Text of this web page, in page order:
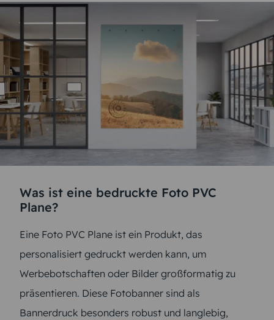
Was ist eine bedruckte Foto PVC
Plane?
Eine Foto PVC Plane ist ein Produkt, das
personalisiert gedruckt werden kann, um
Werbebotschaften oder Bilder großformatig zu
präsentieren. Diese Fotobanner sind als
Bannerdruck besonders robust und langlebig,